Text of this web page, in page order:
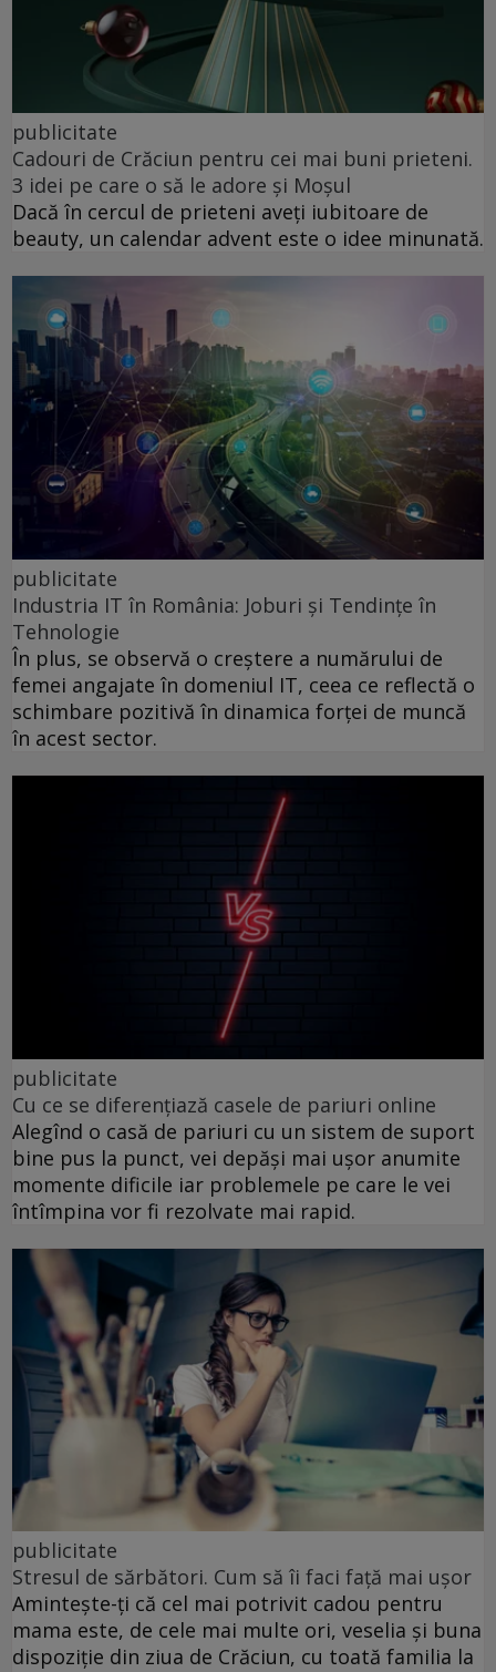
publicitate
Cadouri de Crăciun pentru cei mai buni prieteni.
3 idei pe care o să le adore și Moșul
Dacă în cercul de prieteni aveți iubitoare de
beauty, un calendar advent este o idee minunată.
publicitate
Industria IT în România: Joburi și Tendințe în
Tehnologie
În plus, se observă o creștere a numărului de
femei angajate în domeniul IT, ceea ce reflectă o
schimbare pozitivă în dinamica forței de muncă
în acest sector.
publicitate
Cu ce se diferențiază casele de pariuri online
Alegînd o casă de pariuri cu un sistem de suport
bine pus la punct, vei depăși mai ușor anumite
momente dificile iar problemele pe care le vei
întîmpina vor fi rezolvate mai rapid.
publicitate
Stresul de sărbători. Cum să îi faci față mai ușor
Amintește-ți că cel mai potrivit cadou pentru
mama este, de cele mai multe ori, veselia și buna
dispoziție din ziua de Crăciun, cu toată familia la